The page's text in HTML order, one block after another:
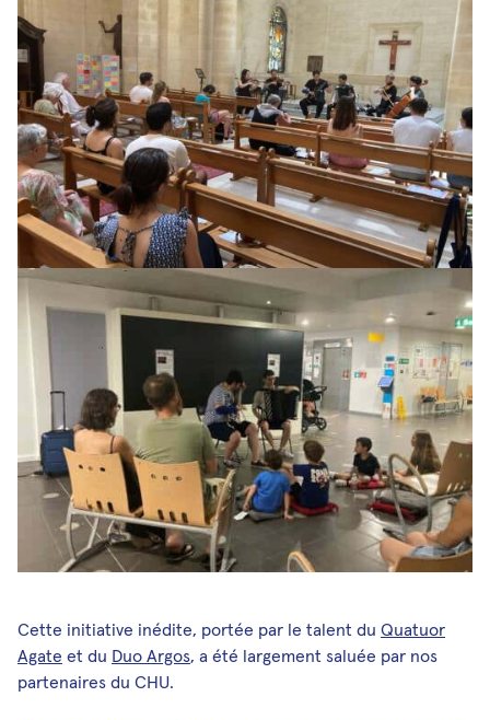
Cette initiative inédite, portée par le talent du Quatuor
Agate et du Duo Argos, a été largement saluée par nos
partenaires du CHU.